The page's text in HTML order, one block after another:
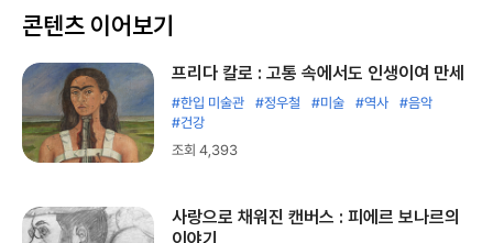
콘텐츠 이어보기
프리다 칼로 : 고통 속에서도 인생이여 만세
#한입 미술관 #정우철 #미술 #역사
#음악
#건강
조회 4,393
사랑으로 채워진 캔버스 : 피에르 보나르의